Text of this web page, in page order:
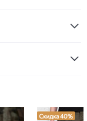
Скидка 40%